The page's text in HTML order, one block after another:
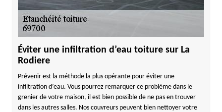
Éviter une infiltration d’eau toiture sur La
Rodiere
Prévenir est la méthode la plus opérante pour éviter une
infiltration d’eau. Vous pourrez remarquer ce problème dans le
grenier de votre maison, il est bien possible de ne pas en trouver
dans les autres salles. Nos couvreurs peuvent bien nettoyer votre